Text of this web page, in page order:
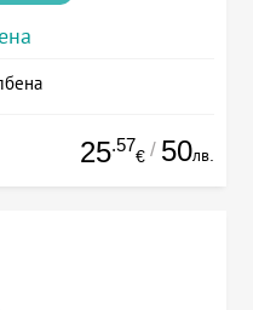
25.57
€ / 50лв.